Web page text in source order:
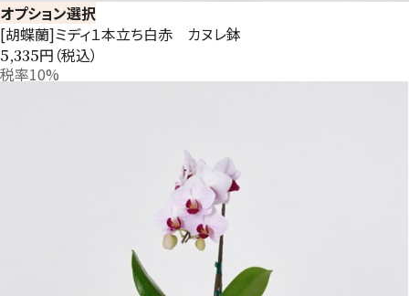
オプション選択
[胡蝶蘭]ミディ１本立ち白赤 カヌレ鉢
5,335円（税込）
税率10%